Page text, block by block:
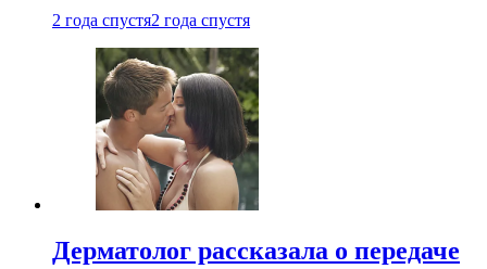
2 года спустя2 года спустя
Дерматолог рассказала о передаче